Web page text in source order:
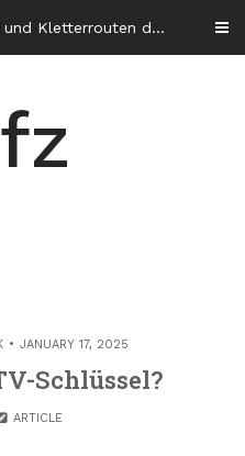
Unvergessliche Wander- und Kletterrouten durch die Alpenregion
JANUARY 17, 2025
Schlüssel?
ARTICLE